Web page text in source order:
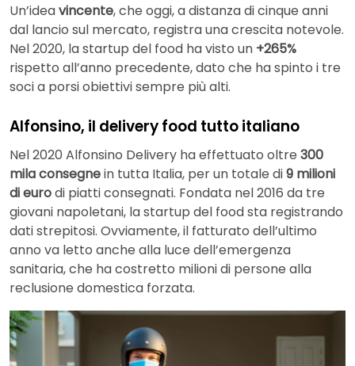
Un’ideavincente, che oggi, a distanza di cinque anni
dal lancio sul mercato, registra una crescita notevole.
Nel 2020, la startup del food ha visto un +265%
rispetto all’anno precedente, dato che ha spinto i tre
soci a porsi obiettivi sempre più alti.
Alfonsino, il delivery food tutto italiano
Nel 2020 Alfonsino Delivery ha effettuato oltre 300
mila consegnein tutta Italia, per un totale di9 milioni
di eurodi piatti consegnati. Fondata nel 2016 da tre
giovani napoletani, la startup del food sta registrando
dati strepitosi. Ovviamente, il fatturato dell’ultimo
anno va letto anche alla luce dell’emergenza
sanitaria, che ha costretto milioni di persone alla
reclusione domestica forzata.